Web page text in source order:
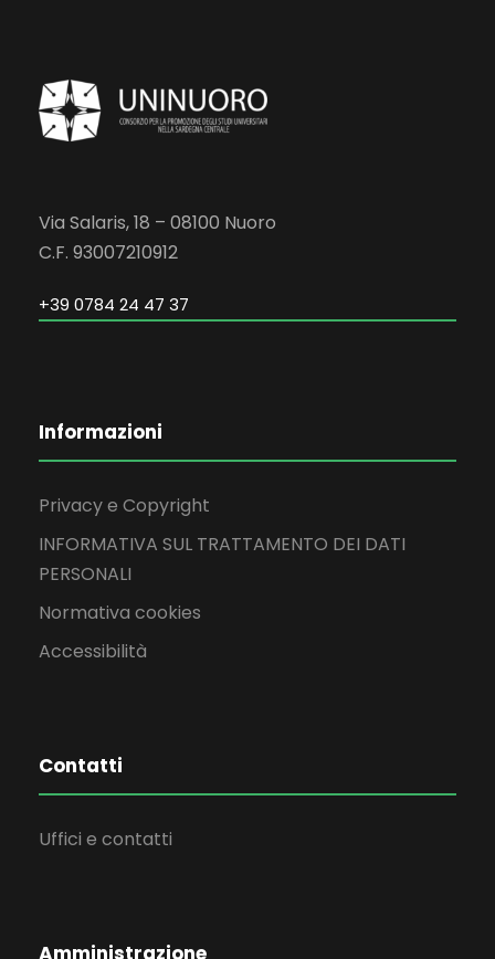
Via Salaris, 18 – 08100 Nuoro
C.F. 93007210912
+39 0784 24 47 37
Informazioni
Privacy e Copyright
INFORMATIVA SUL TRATTAMENTO DEI DATI
PERSONALI
Normativa cookies
Accessibilità
Contatti
Uffici e contatti